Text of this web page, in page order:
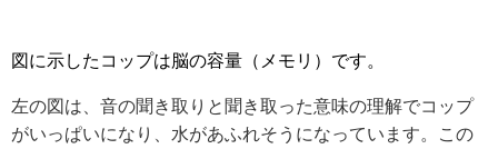
図に示したコップは脳の容量（メモリ）です。
左の図は、音の聞き取りと聞き取った意味の理解でコップ
がいっぱいになり、水があふれそうになっています。この